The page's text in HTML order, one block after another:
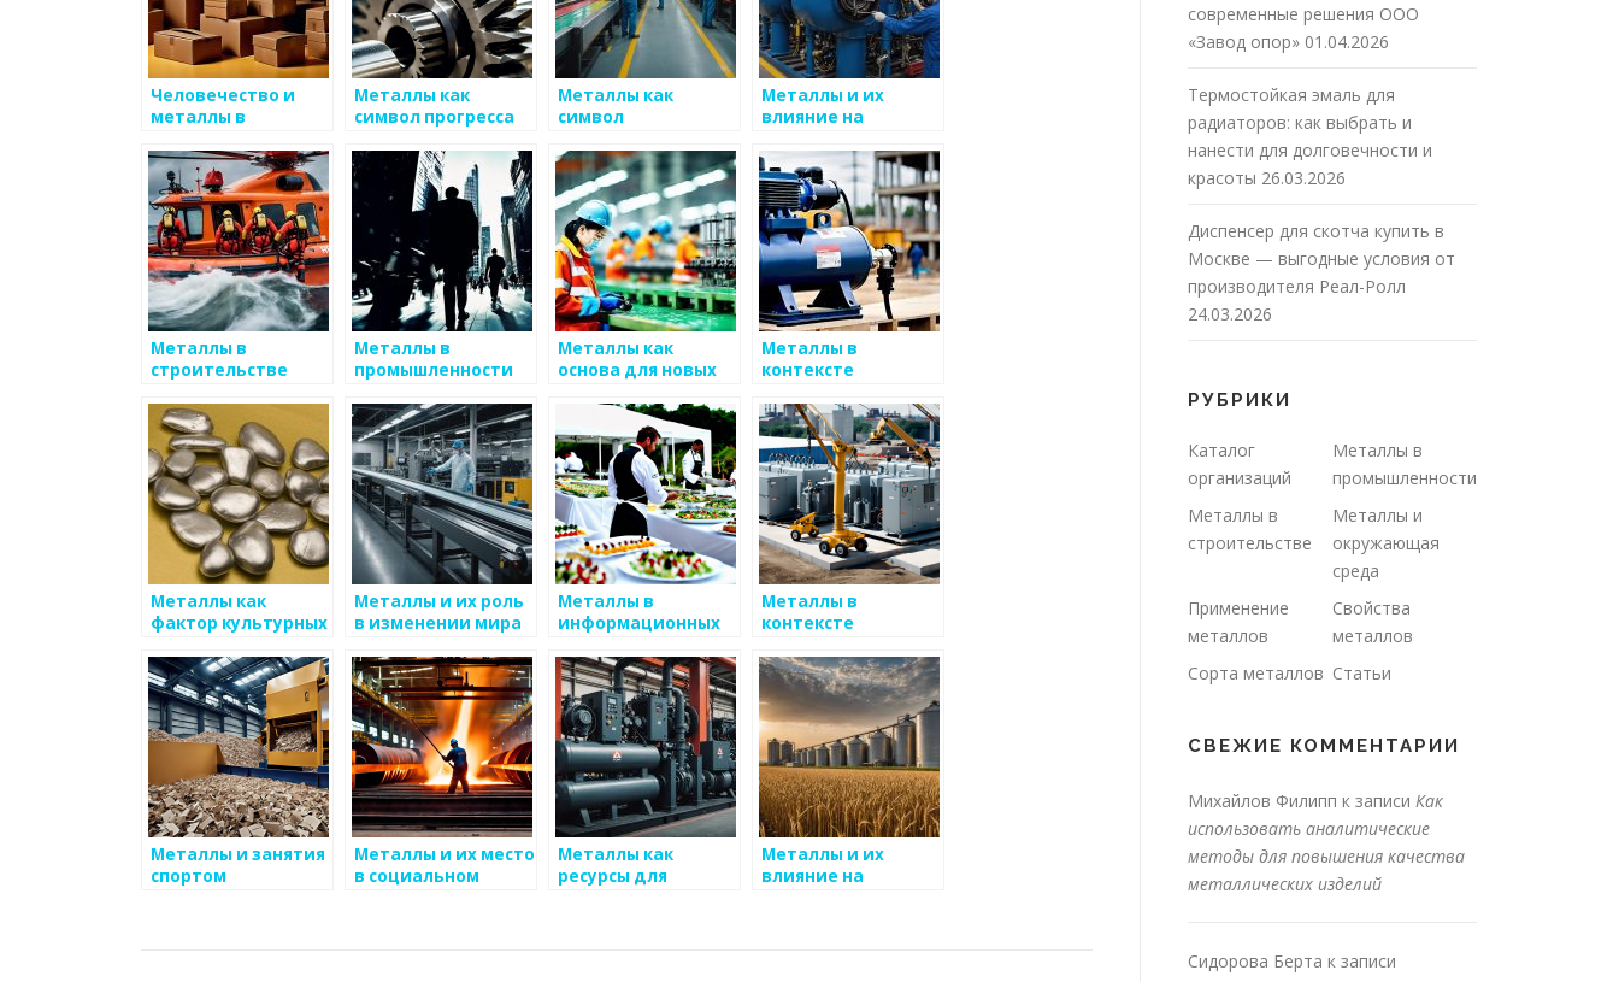
Человечество и
металлы в
Металлы как
символ прогресса
Металлы как
символ
Металлы и их
влияние на
процессы
Металлы в
строительстве
Металлы в
промышленности
Металлы как
основа для новых
Металлы в
контексте
Металлы как
фактор культурных
Металлы и их роль
в изменении мира
Металлы в
информационных
Металлы в
контексте
климатических
изменений
Металлы и занятия
спортом
Металлы и их место
в социальном
Металлы как
ресурсы для
Металлы и их
влияние на
современные решения ООО
«Завод опор» 01.04.2026
Термостойкая эмаль для
радиаторов: как выбрать и
нанести для долговечности и
красоты 26.03.2026
Диспенсер для скотча купить в
Москве — выгодные условия от
производителя Реал-Ролл
24.03.2026
РУБРИКИ
Каталог
организаций
Металлы в
промышленности
Металлы в
строительстве
Металлы и
окружающая
среда
Применение
металлов
Свойства
металлов
Сорта металлов Статьи
СВЕЖИЕ КОММЕНТАРИИ
Михайлов Филипп к записи Как
использовать аналитические
методы для повышения качества
металлических изделий
Сидорова Берта к записи